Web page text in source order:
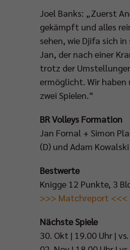
Joel Banks: „Zuerst
gekämpft und alles
sehen, wie Djifa sich
Jan, der nach einer
trotz der
ermöglicht. Wir
zwei Spielen.“
BR Volleys Formation
Jan Fornal + Simon
(D) und Adam
Bestwerte
Knigge 12 Punkte, 3
>>> Matchreport <<<
Nächste Spiele
30. Okt | 19.00 Uhr |